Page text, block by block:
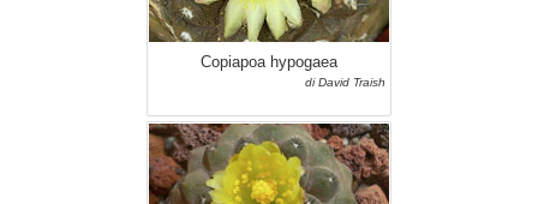
Copiapoa hypogaea
di David Traish